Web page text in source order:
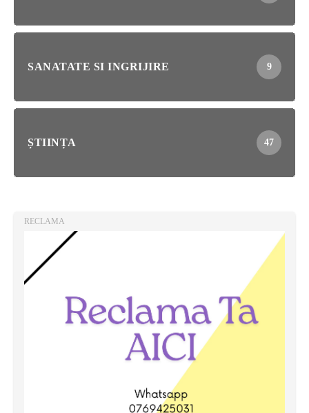
SANATATE SI INGRIJIRE 9
ȘTIINȚA 47
RECLAMA